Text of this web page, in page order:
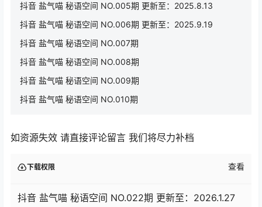
抖音 盐气喵 秘语空间 NO.005期 更新至：2025.8.13
抖音 盐气喵 秘语空间 NO.006期 更新至：2025.9.19
抖音 盐气喵 秘语空间 NO.007期
抖音 盐气喵 秘语空间 NO.008期
抖音 盐气喵 秘语空间 NO.009期
抖音 盐气喵 秘语空间 NO.010期
如资源失效 请直接评论留言 我们将尽力补档
下载权限 查看
抖音 盐气喵 秘语空间 NO.022期 更新至：2026.1.27